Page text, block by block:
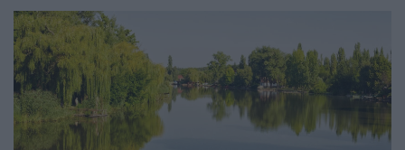
hamisítványok.